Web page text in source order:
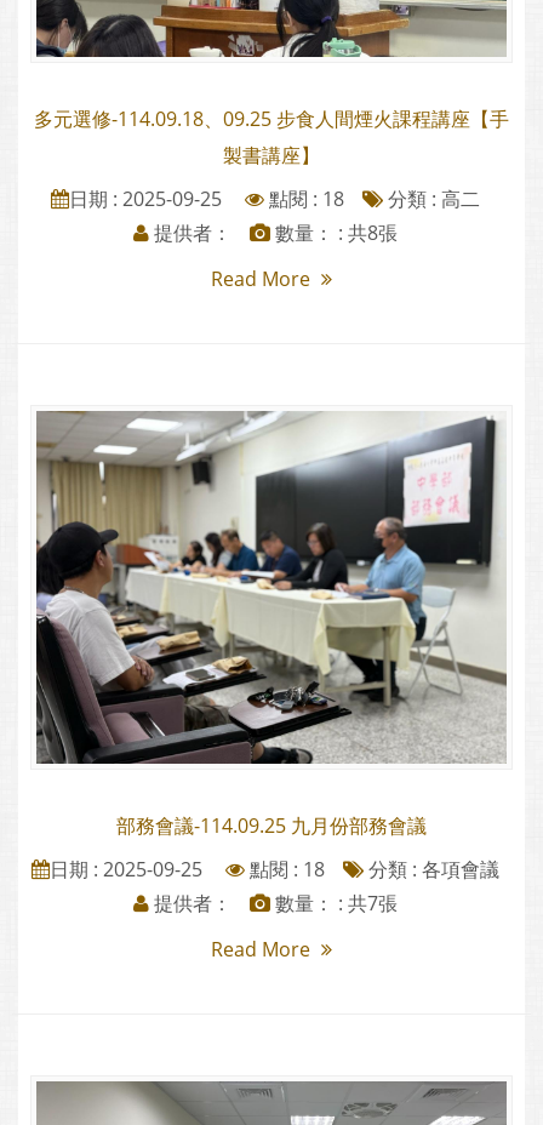
多元選修-114.09.18、09.25 步食人間煙火課程講座【手
製書講座】
日期 : 2025-09-25
點閱 : 18 分類 : 高二
提供者：
數量： : 共8張
Read More
部務會議-114.09.25 九月份部務會議
日期 : 2025-09-25
點閱 : 18 分類 : 各項會議
提供者：
數量： : 共7張
Read More